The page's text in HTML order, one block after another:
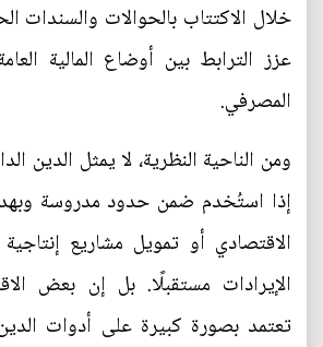
خلال الاكتتاب بالحوالات والسندات
عزز الترابط بين أوضاع المالية
المصرفي.
ومن الناحية النظرية، لا يمثل الدين
إذا استُخدم ضمن حدود مدروسة
الاقتصادي أو تمويل مشاريع
الإيرادات مستقبلًا. بل إن بعض
تعتمد بصورة كبيرة على أدوات